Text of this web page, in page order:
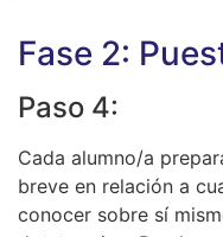
Fase 2:
Paso 4:
Cada alumno/a
breve en relación a
conocer sobre sí